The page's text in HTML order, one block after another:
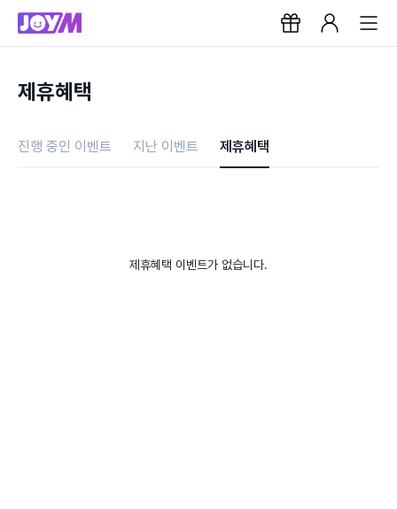
제휴혜택
진행 중인 이벤트 지난 이벤트 제휴혜택
제휴혜택 이벤트가 없습니다.